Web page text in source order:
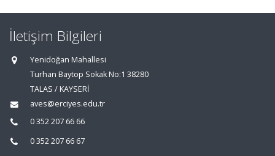
İletişim Bilgileri
Yenidoğan Mahallesi
Turhan Baytop Sokak No:1 38280
TALAS / KAYSERİ
aves@erciyes.edu.tr
0 352 207 66 66
0 352 207 66 67